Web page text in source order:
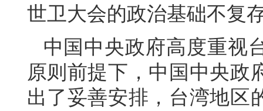
世卫大会的政治基础不复
中国中央政府高度重视
原则前提下，中国中央政
出了妥善安排，台湾地区